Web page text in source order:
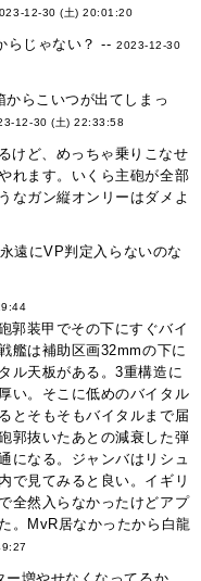
12-30 (土) 20:01:20
らじゃない？ -- 2023-12-30
らこいつが出てしまっ
12-30 (土) 22:33:58
けど、めっちゃ乗りこなせ
れます。いくら主砲が全部
なガン縦オンリーはダメよ
遠にVP判定入らないのな
郭装甲でその下にすぐバイ
艦は補助区画32mmの下に
ル天板がある。3重構造に
い。そこに低めのバイタル
とそもそもバイタルまで届
郭抜いたあとの減衰した弾
になる。ジャンバはリシュ
で見てみると良い。イギリ
全然入らなかったけどアプ
。MvR居なかったから白龍